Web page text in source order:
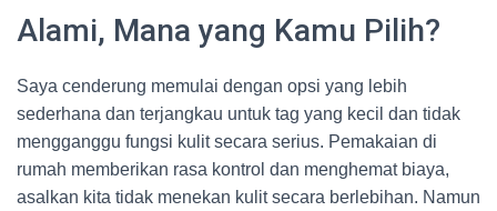
Alami, Mana yang Kamu Pilih?
Saya cenderung memulai dengan opsi yang lebih
sederhana dan terjangkau untuk tag yang kecil dan tidak
mengganggu fungsi kulit secara serius. Pemakaian di
rumah memberikan rasa kontrol dan menghemat biaya,
asalkan kita tidak menekan kulit secara berlebihan. Namun